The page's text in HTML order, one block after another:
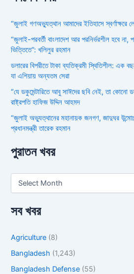
“জুলাই গণঅভ্যুত্থান আমাদের ইতিহাসে স্বর্ণাক্ষরে
“জুলাই-পরবর্তী বাংলাদেশ আর পরনির্ভরশীল হবে না,
ভিত্তিতে”: খলিলুর রহমান
ডলারের বিপরীতে টাকা ব্যতিক্রমী স্থিতিশীল: এক
যা এশিয়ায় অন্যতম সেরা
“যে ডকুমেন্টারিতে আবু সাঈদের ছবি নেই, তা কোনো
রাষ্ট্রপতি হাফিজ উদ্দিন আহমদ
“জুলাই অভ্যুত্থানের মহানায়ক জনগণ, জাদুঘর
প্রধানমন্ত্রী তারেক রহমান
পুরাতন খবর
সব খবর
Agriculture (8)
Bangladesh (1,243)
Bangladesh Defense (55)